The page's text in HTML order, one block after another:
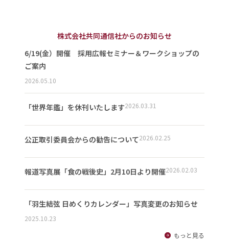
株式会社共同通信社からのお知らせ
6/19(金）開催 採用広報セミナー＆ワークショップの
ご案内
2026.05.10
「世界年鑑」を休刊いたします2026.03.31
公正取引委員会からの勧告について2026.02.25
報道写真展「食の戦後史」2月10日より開催2026.02.03
「羽生結弦 日めくりカレンダー」写真変更のお知らせ
2025.10.23
もっと見る